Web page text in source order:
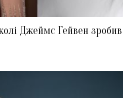
Джеймс Гейвен зробив